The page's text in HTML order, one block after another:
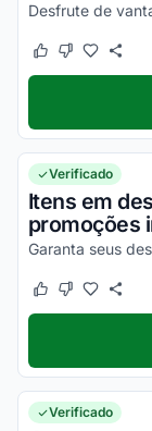
Este cupom
Este cupom
Verificado
Itens em
promoções
Este cupom
Este cupom
Verificado